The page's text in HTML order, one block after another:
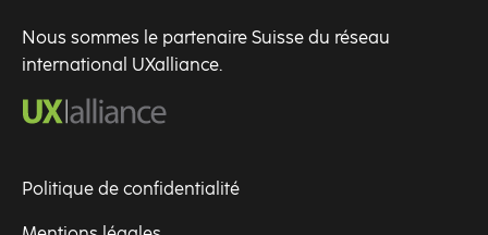
Nous sommes le partenaire Suisse du réseau
international UXalliance.
Politique de confidentialité